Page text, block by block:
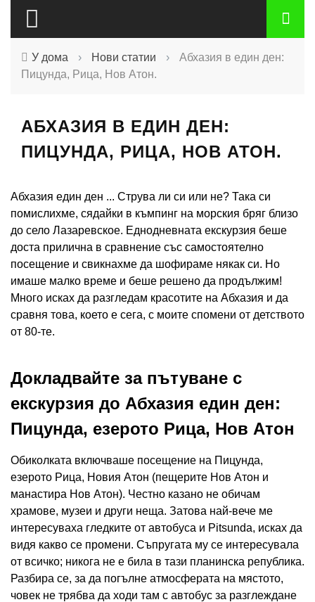
У дома › Нови статии ›
Абхазия в един ден:
Пицунда, Рица, Нов Атон.
АБХАЗИЯ В ЕДИН ДЕН:
ПИЦУНДА, РИЦА, НОВ АТОН.
Абхазия един ден ... Струва ли си или не? Така си
помислихме, сядайки в къмпинг на морския бряг близо
до село Лазаревское. Еднодневната екскурзия беше
доста прилична в сравнение със самостоятелно
посещение и свикнахме да шофираме някак си. Но
имаше малко време и беше решено да продължим!
Много исках да разгледам красотите на Абхазия и да
сравня това, което е сега, с моите спомени от детството
от 80-те.
Докладвайте за пътуване с
екскурзия до Абхазия един ден:
Пицунда, езерото Рица, Нов Атон
Обиколката включваше посещение на Пицунда,
езерото Рица, Новия Атон (пещерите Нов Атон и
манастира Нов Атон). Честно казано не обичам
храмове, музеи и други неща. Затова най-вече ме
интересуваха гледките от автобуса и Pitsunda, исках да
видя какво се промени. Съпругата му се интересувала
от всичко; никога не е била в тази планинска република.
Разбира се, за да погълне атмосферата на мястото,
човек не трябва да ходи там с автобус за разглеждане